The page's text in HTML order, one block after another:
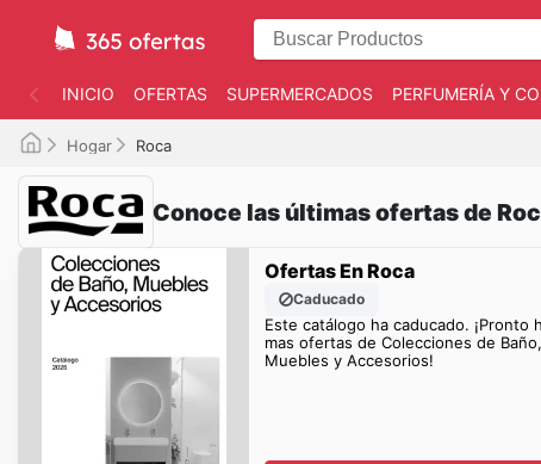
INICIO OFERTAS SUPERMERCADOS PERFUMERÍA Y
Hogar Roca
Conoce las últimas ofertas de
Ofertas En Roca
Caducado
Este catálogo ha caducado. ¡Pronto
mas ofertas de Colecciones de Baño,
Muebles y Accesorios!